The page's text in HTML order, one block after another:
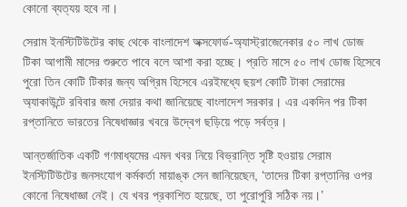
কোনো ব্যত্যয় হবে না।
সেরাম ইনস্টিটিউটের কাছ থেকে বাংলাদেশ অক্সফোর্ড-অ্যাস্ট্রাজেনেকার ৫০ লাখ ডোজ
টিকা আগামী মাসের শুরুতে পাবে বলে আশা করা হচ্ছে। প্রতি মাসে ৫০ লাখ ডোজ হিসেবে
পুরো তিন কোটি টিকার জন্য অগ্রিম হিসেবে এরইমধ্যে ছয়শ কোটি টাকা সেরামের
অ্যাকাউন্টে রবিবার জমা দেয়ার কথা জানিয়েছে বাংলাদেশ সরকার। এর একদিন পর টিকা
রপ্তানিতে ভারতের নিষেধাজ্ঞার খবরে উদ্বেগ ছড়িয়ে পড়ে সর্বত্র।
আন্তর্জাতিক একটি গণমাধ্যমের এমন খবর নিয়ে বিভ্রান্তি সৃষ্টি হওয়ায় সেরাম
ইনস্টিটিউটের জনসংযোগ কর্মকর্তা মায়াঙ্ক সেন জানিয়েছেন, ‘তাদের টিকা রপ্তানির ওপর
কোনো নিষেধাজ্ঞা নেই। যে খবর প্রকাশিত হয়েছে, তা পুরোপুরি সঠিক নয়।’